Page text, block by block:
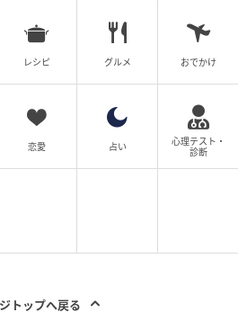
レシピ グルメ おでかけ
恋愛 占い
心理テスト・
診断
トップへ戻る